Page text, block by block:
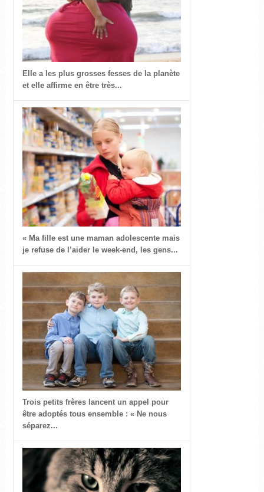
Elle a les plus grosses fesses de la planète
et elle affirme en être très...
« Ma fille est une maman adolescente mais
je refuse de l’aider le week-end, les gens...
Trois petits frères lancent un appel pour
être adoptés tous ensemble : « Ne nous
séparez...